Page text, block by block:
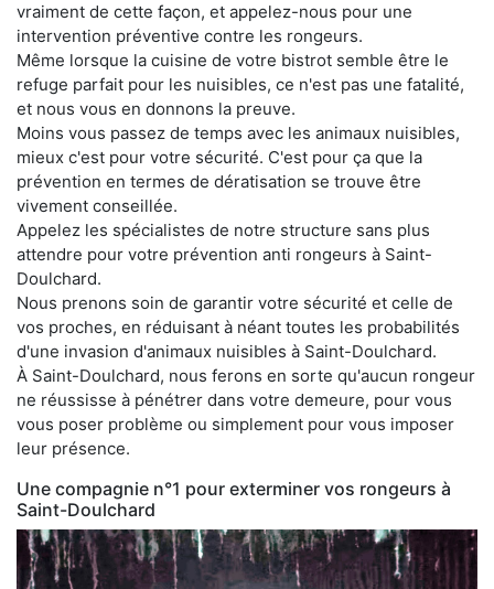
vraiment de cette façon, et appelez-nous pour une
intervention préventive contre les rongeurs.
Même lorsque la cuisine de votre bistrot semble être le
refuge parfait pour les nuisibles, ce n'est pas une fatalité,
et nous vous en donnons la preuve.
Moins vous passez de temps avec les animaux nuisibles,
mieux c'est pour votre sécurité. C'est pour ça que la
prévention en termes de dératisation se trouve être
vivement conseillée.
Appelez les spécialistes de notre structure sans plus
attendre pour votre prévention anti rongeurs à Saint-
Doulchard.
Nous prenons soin de garantir votre sécurité et celle de
vos proches, en réduisant à néant toutes les probabilités
d'une invasion d'animaux nuisibles à Saint-Doulchard.
À Saint-Doulchard, nous ferons en sorte qu'aucun rongeur
ne réussisse à pénétrer dans votre demeure, pour vous
vous poser problème ou simplement pour vous imposer
leur présence.
Une compagnie n°1 pour exterminer vos rongeurs à
Saint-Doulchard